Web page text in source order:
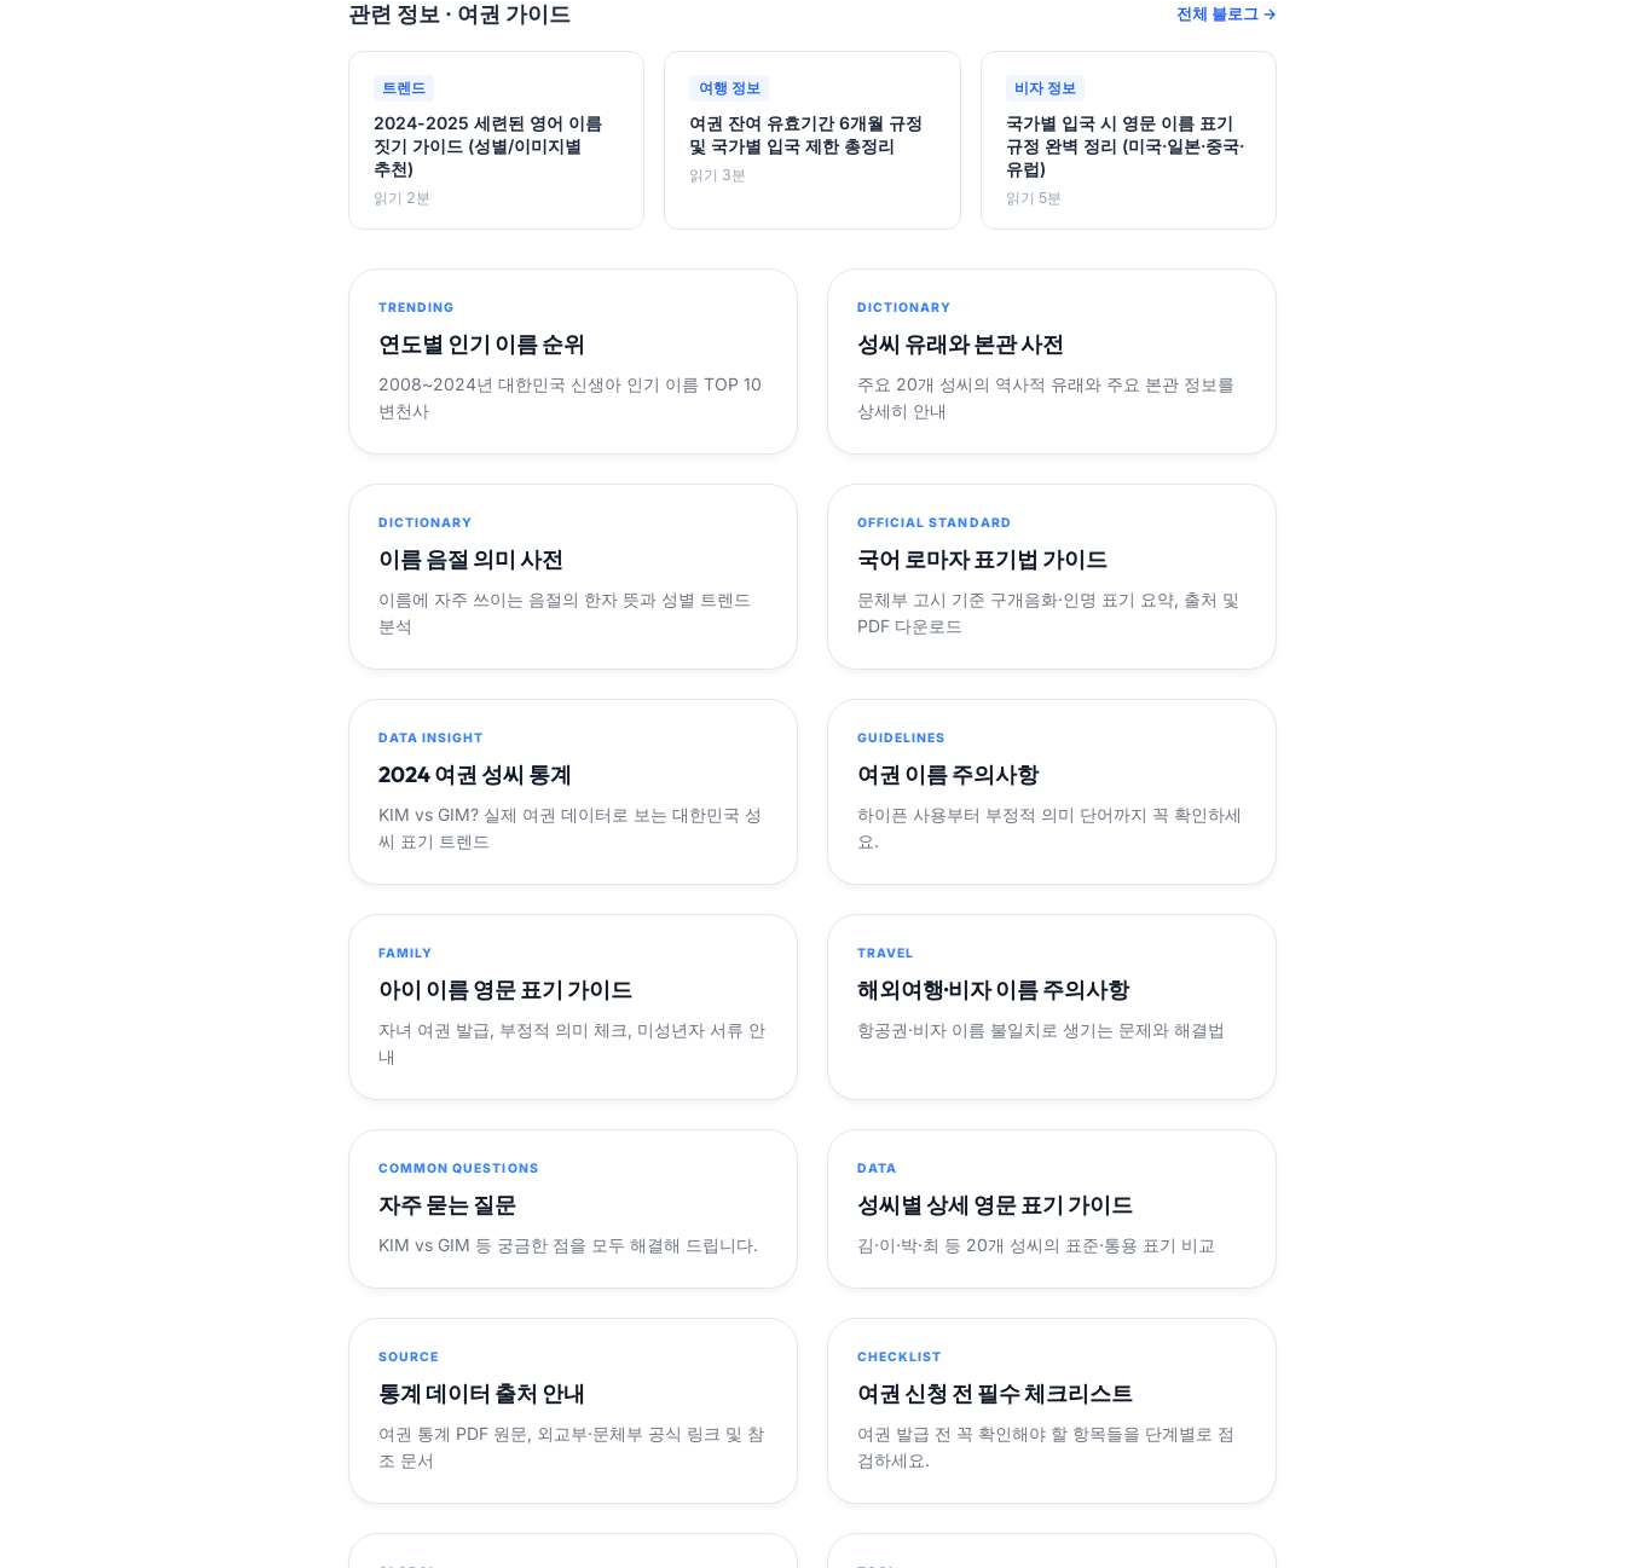
관련 정보 · 여권 가이드 전체 블로그 →
트렌드
2024-2025 세련된 영어 이름
짓기 가이드 (성별/이미지별
추천)
읽기 2분
여행 정보
여권 잔여 유효기간 6개월 규정
및 국가별 입국 제한 총정리
읽기 3분
비자 정보
국가별 입국 시 영문 이름 표기
규정 완벽 정리 (미국·일본·중국·
유럽)
읽기 5분
TRENDING
연도별 인기 이름 순위
2008~2024년 대한민국 신생아 인기 이름 TOP 10
변천사
DICTIONARY
성씨 유래와 본관 사전
주요 20개 성씨의 역사적 유래와 주요 본관 정보를
상세히 안내
DICTIONARY
이름 음절 의미 사전
이름에 자주 쓰이는 음절의 한자 뜻과 성별 트렌드
분석
OFFICIAL STANDARD
국어 로마자 표기법 가이드
문체부 고시 기준 구개음화·인명 표기 요약, 출처 및
PDF 다운로드
DATA INSIGHT
2024 여권 성씨 통계
KIM vs GIM? 실제 여권 데이터로 보는 대한민국 성
씨 표기 트렌드
GUIDELINES
여권 이름 주의사항
하이픈 사용부터 부정적 의미 단어까지 꼭 확인하세
요.
FAMILY
아이 이름 영문 표기 가이드
자녀 여권 발급, 부정적 의미 체크, 미성년자 서류 안
내
TRAVEL
해외여행·비자 이름 주의사항
항공권·비자 이름 불일치로 생기는 문제와 해결법
COMMON QUESTIONS
자주 묻는 질문
KIM vs GIM 등 궁금한 점을 모두 해결해 드립니다.
DATA
성씨별 상세 영문 표기 가이드
김·이·박·최 등 20개 성씨의 표준·통용 표기 비교
SOURCE
통계 데이터 출처 안내
여권 통계 PDF 원문, 외교부·문체부 공식 링크 및 참
조 문서
CHECKLIST
여권 신청 전 필수 체크리스트
여권 발급 전 꼭 확인해야 할 항목들을 단계별로 점
검하세요.